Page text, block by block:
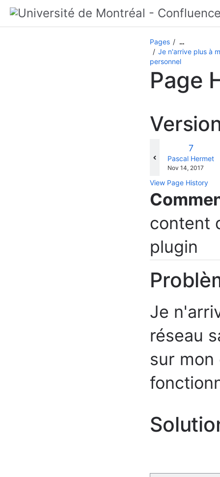
Pages …
Je n'arrive plus à
personnel
Page
Old
Version
7
Pascal Hermet
Saved
Nov 14, 2017
View Page History
content
plugin
Je
réseau
sur